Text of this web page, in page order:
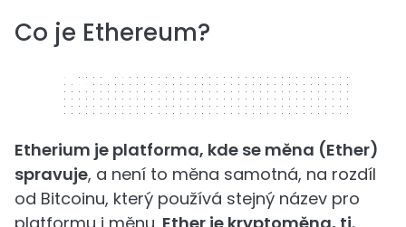
Co je Ethereum?
320 x 50
Etherium je platforma, kde se měna (Ether)
spravuje, a není to měna samotná, na rozdíl
od Bitcoinu, který používá stejný název pro